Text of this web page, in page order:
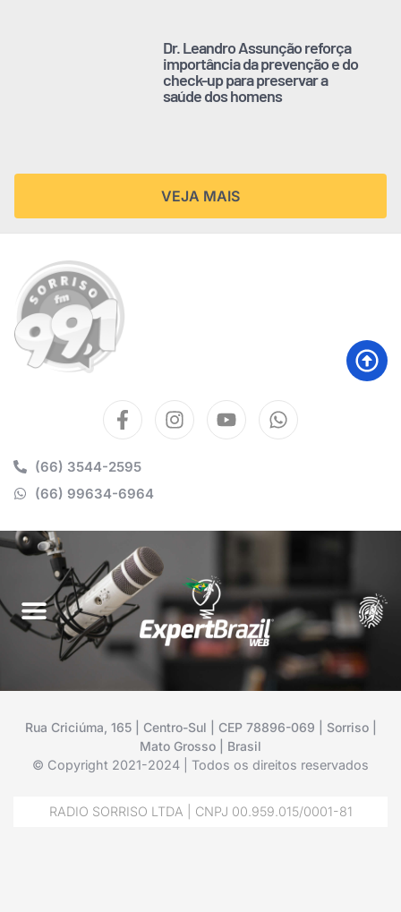
Dr. Leandro Assunção reforça
importância da prevenção e do
check-up para preservar a
saúde dos homens
VEJA MAIS
(66) 3544-2595
(66) 99634-6964
Rua Criciúma, 165 | Centro-Sul | CEP 78896-069 | Sorriso |
Mato Grosso | Brasil
© Copyright 2021-2024 | Todos os direitos reservados
RADIO SORRISO LTDA | CNPJ 00.959.015/0001-81